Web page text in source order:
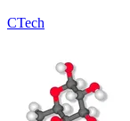
CTech